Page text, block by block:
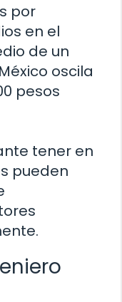
por
en el
de un
oscila
pesos
tener en
pueden